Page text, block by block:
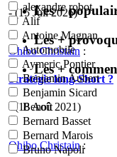
alexandre robot
Alif
Antoine Magnan
Automobile
Aymeric Pontier
Benjamin Aubert
Benjamin Sicard
Benoît
Bernard Basset
Bernard Marois
Bruno Napoli
Les +
Les +
Les +
- (15 Juil 2026)
Ohibo Christain :
Stratégie long-Short ?
- (18 Aoû 2021)
Ohibo Christain: